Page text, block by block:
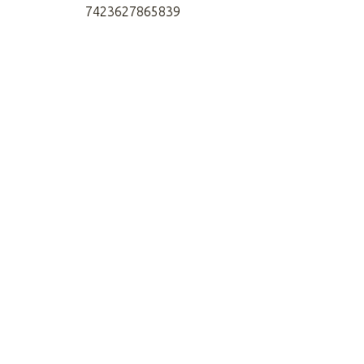
7423627865839